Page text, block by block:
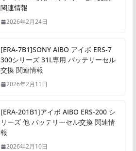
関連情報
2026年2月24日
[ERA-7B1]SONY AIBO アイボ ERS-7
300シリーズ 31L専用 バッテリーセル
交換 関連情報
2026年2月11日
[ERA-201B1]アイボ AIBO ERS-200 シ
リーズ 他 バッテリーセル交換 関連情
報
2026年2月10日